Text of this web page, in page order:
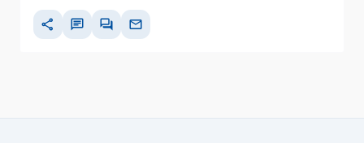
share chat forum mail